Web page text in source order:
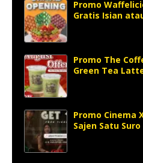
Promo
Gratis Isian
Promo The
Green Tea
Promo Cinema
Sajen Satu Suro